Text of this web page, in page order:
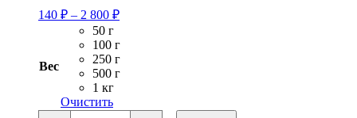
140 ₽ – 2 800 ₽Диапазон
140 ₽
–
2
Вес
50 г
100 г
250 г
500 г
1 кг
Очистить
Количество